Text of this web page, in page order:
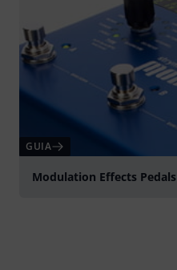
GUIA
Modulation Effects Pedals